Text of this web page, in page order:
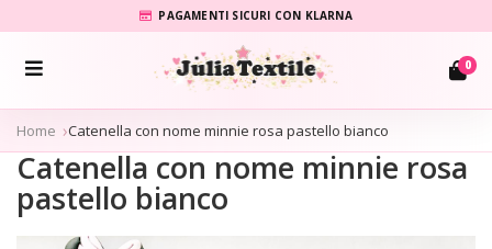
PAGAMENTI SICURI CON KLARNA
0
Home Catenella con nome minnie rosa pastello bianco
Catenella con nome minnie rosa
pastello bianco